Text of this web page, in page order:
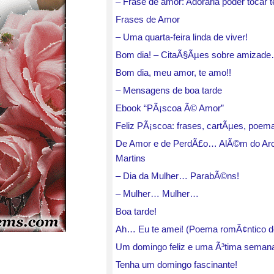
Frases de Amor
– Uma quarta-feira linda de viver!
Bom dia! – CitaÃ§Ãµes sobre
Bom dia, meu amor, te amo!!
– Mensagens de boa tarde
Ebook “PÃ¡scoa Ã© Amor”
Feliz PÃ¡scoa: frases, cartÃµes,
De Amor e de PerdÃ£o… AlÃ©m do
Martins
– Dia da Mulher… ParabÃ©ns!
– Mulher… Mulher…
Boa tarde!
Ah… Eu te amei! (Poema romÃ¢ntico
Um domingo feliz e uma Ã³tima
Tenha um domingo fascinante!